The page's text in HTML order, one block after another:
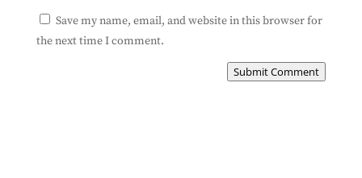
Save my name, email, and website in this browser for
the next time I comment.
Submit Comment